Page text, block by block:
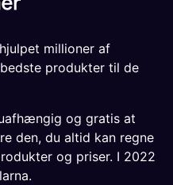
millioner af
produkter til de
og gratis at
den, du altid kan regne
og priser. I 2022